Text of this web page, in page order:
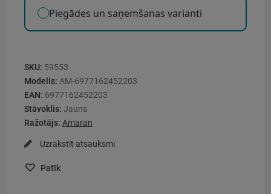
Piegādes un saņemšanas varianti
SKU: 59553
Modelis: AM-6977162452203
EAN: 6977162452203
Stāvoklis: Jauns
Ražotājs: Amaran
Uzrakstīt atsauksmi
Patīk